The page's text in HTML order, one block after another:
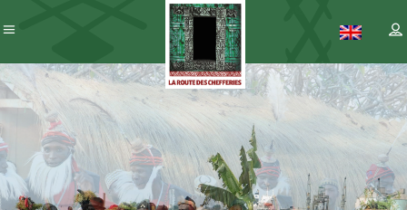
Patrimoine